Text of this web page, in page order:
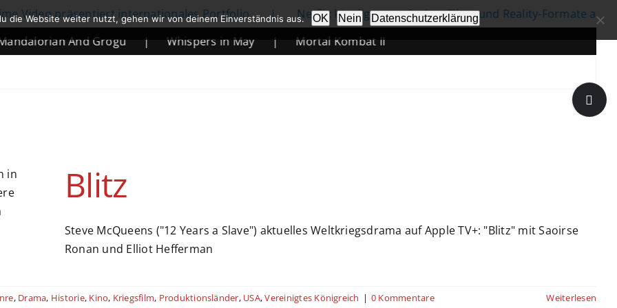
präsentiert internationales Portfolio | Netflix kündigt neue Serien, Filme und Reality-Formate an
|
And Grogu | Whispers in May |
Mortal Kombat II
Blitz
Steve McQueens ("12 Years a Slave") aktuelles Weltkriegsdrama auf Apple TV+: "Blitz" mit Saoirse
Ronan und Elliot Hefferman
, Drama, Historie, Kino, Kriegsfilm, Produktionsländer, USA,Vereinigtes Königreich | 0 Kommentare Weiterlesen
Toggle
Sliding
die Website weiter nutzt, gehen wir von deinem Einverständnis aus. OK Nein Datenschutzerklärung